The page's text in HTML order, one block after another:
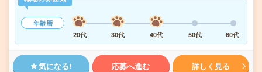
年齢層
20代
30代 40代 50代 60代
気になる! 応募へ進む 詳しく見る